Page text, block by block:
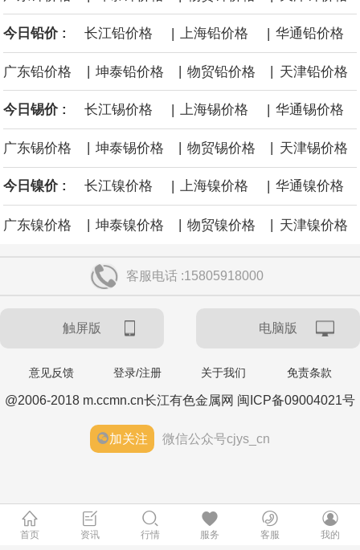
景的线索。StoneX高级分析师马特·辛普森表示，中东和平前景改善
海力士：龙仁工厂将生产高带宽内存（HBM）及其他下一代动态随
机存取存储器（DRAM）。
今日铅价 : 长江铅价格 | 上海铅价格 | 华通铅价格
广东铅价格 坤泰铅价格 物贸铅价格 天津铅价格
今日锡价 : 长江锡价格 | 上海锡价格 | 华通锡价格
广东锡价格 坤泰锡价格 物贸锡价格 天津锡价格
今日镍价 : 长江镍价格 | 上海镍价格 | 华通镍价格
广东镍价格 | 坤泰镍价格 | 物贸镍价格 | 天津镍价格
客服电话 :15805918000
触屏版 电脑版
意见反馈 登录/注册 关于我们 免责条款
@2006-2018 m.ccmn.cn长江有色金属网 闽ICP备09004021号
加关注 微信公众号cjys_cn
首页 资讯 行情 服务 客服 我的